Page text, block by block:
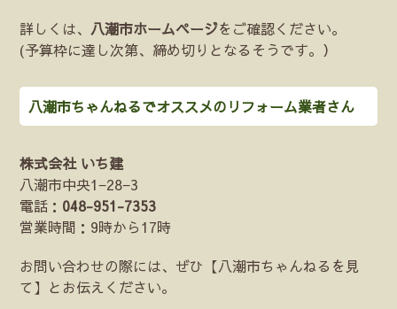
詳しくは、 八潮市ホームページをご確認ください。
(予算枠に達し次第、締め切りとなるそうです。）
八潮市ちゃんねるでオススメのリフォーム業者さん
株式会社 いち建
八潮市中央1−28−3
電話： 048-951-7353
営業時間：9時から17時
お問い合わせの際には、ぜひ【八潮市ちゃんねるを見
て】とお伝えください。